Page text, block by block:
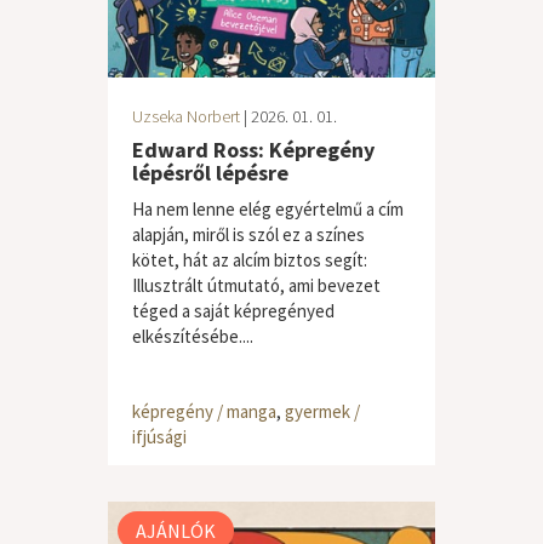
Uzseka Norbert | 2026. 01. 01.
Edward Ross: Képregény
lépésről lépésre
Ha nem lenne elég egyértelmű a cím
alapján, miről is szól ez a színes
kötet, hát az alcím biztos segít:
Illusztrált útmutató, ami bevezet
téged a saját képregényed
elkészítésébe....
képregény / manga, gyermek /
ifjúsági
AJÁNLÓK